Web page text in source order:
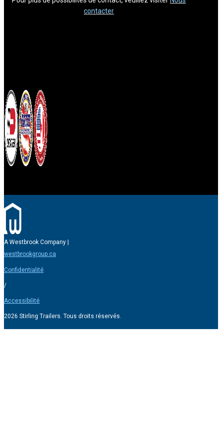
contacter
A Westbrook Company |
westbrookgroup.ca
Confidentialité
/
Accessibilité
2026 Stirling Trailers. Tous droits réservés.